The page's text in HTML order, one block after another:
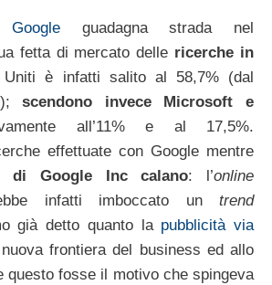
Google guadagna strada nel
fetta di mercato delle ricerche in
è infatti salito al 58,7% (dal
scendono invece Microsoft e
all’11% e al 17,5%.
effettuate con Google mentre
di Google Inc calano: l’online
infatti imboccato un trend
già detto quanto la pubblicità via
frontiera del business ed allo
questo fosse il motivo che spingeva